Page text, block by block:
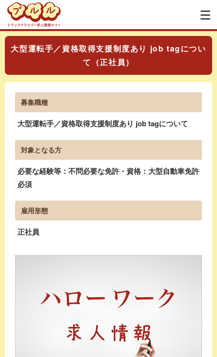
大型運転手／資格取得支援制度あり job tagについ
て（正社員）
募集職種
大型運転手／資格取得支援制度あり job tagについて
対象となる方
必要な経験等：不問必要な免許・資格：大型自動車免許
必須
雇用形態
正社員